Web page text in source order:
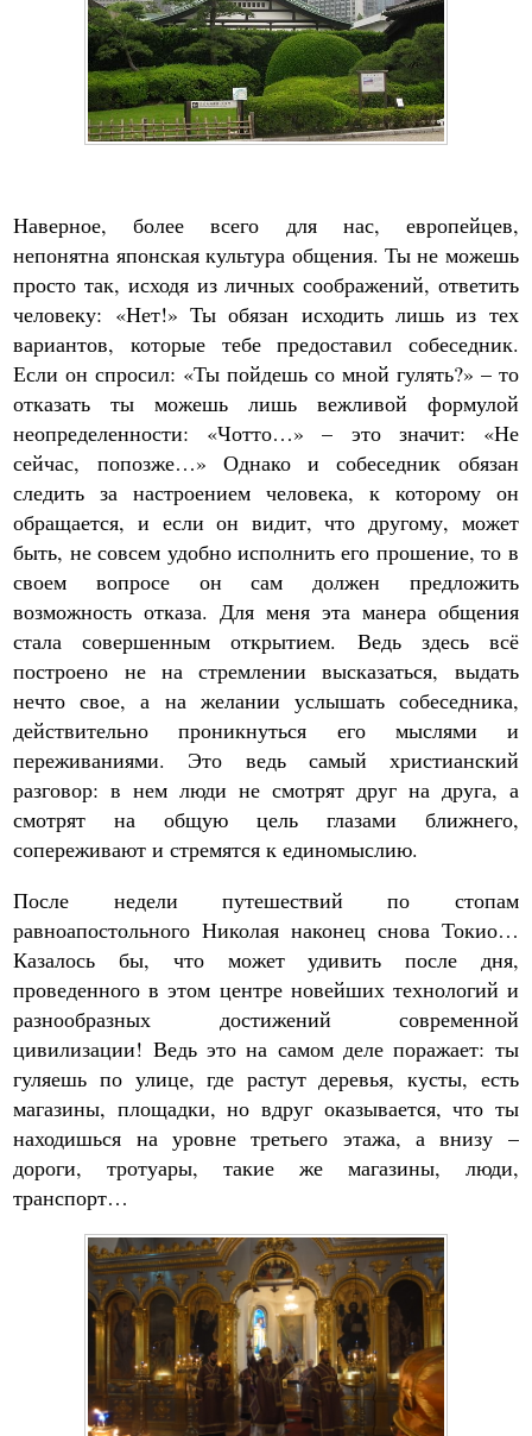
Наверное, более всего для нас, европейцев,
непонятна японская культура общения. Ты не можешь
просто так, исходя из личных соображений, ответить
человеку: «Нет!» Ты обязан исходить лишь из тех
вариантов, которые тебе предоставил собеседник.
Если он спросил: «Ты пойдешь со мной гулять?» – то
отказать ты можешь лишь вежливой формулой
неопределенности: «Чотто…» – это значит: «Не
сейчас, попозже…» Однако и собеседник обязан
следить за настроением человека, к которому он
обращается, и если он видит, что другому, может
быть, не совсем удобно исполнить его прошение, то в
своем вопросе он сам должен предложить
возможность отказа. Для меня эта манера общения
стала совершенным открытием. Ведь здесь всё
построено не на стремлении высказаться, выдать
нечто свое, а на желании услышать собеседника,
действительно проникнуться его мыслями и
переживаниями. Это ведь самый христианский
разговор: в нем люди не смотрят друг на друга, а
смотрят на общую цель глазами ближнего,
сопереживают и стремятся к единомыслию.
После недели путешествий по стопам
равноапостольного Николая наконец снова Токио…
Казалось бы, что может удивить после дня,
проведенного в этом центре новейших технологий и
разнообразных достижений современной
цивилизации! Ведь это на самом деле поражает: ты
гуляешь по улице, где растут деревья, кусты, есть
магазины, площадки, но вдруг оказывается, что ты
находишься на уровне третьего этажа, а внизу –
дороги, тротуары, такие же магазины, люди,
транспорт…